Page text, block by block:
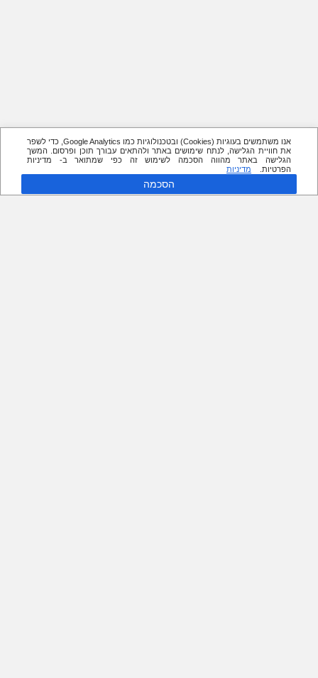
אנו משתמשים בעוגיות (Cookies) ובטכנולוגיות כמו Google Analytics, כדי לשפר
את חוויית הגלישה, לנתח שימושים באתר ולהתאים עבורך תוכן ופרסום. המשך
הגלישה באתר מהווה הסכמה לשימוש זה כפי שמתואר ב- מדיניות
הפרטיות.
מדיניות
הסכמה